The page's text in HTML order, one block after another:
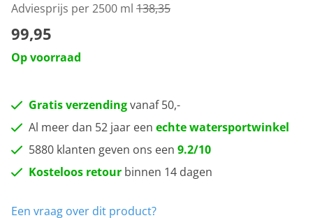
Adviesprijs per 2500 ml 138,35
99,95
Op voorraad
Gratis verzendingvanaf 50,-
Al meer dan 52 jaar een echte watersportwinkel
5880 klanten geven ons een 9.2/10
Kosteloos retour binnen 14 dagen
Een vraag over dit product?